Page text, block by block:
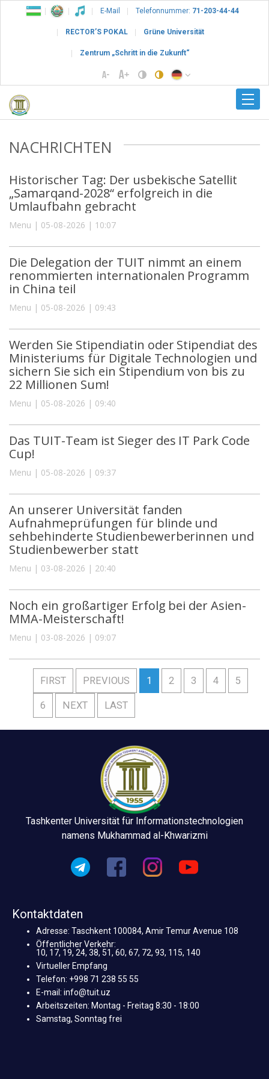
E-Mail Telefonnummer: 71-203-44-44
RECTOR’S POKAL Grüne Universität
Zentrum „Schritt in die Zukunft“
NACHRICHTEN
Historischer Tag: Der usbekische Satellit
„Samarqand-2028“ erfolgreich in die
Umlaufbahn gebracht
Menu | 05-08-2026 | 10:07
Die Delegation der TUIT nimmt an einem
renommierten internationalen Programm
in China teil
Menu | 05-08-2026 | 09:43
Werden Sie Stipendiatin oder Stipendiat des
Ministeriums für Digitale Technologien und
sichern Sie sich ein Stipendium von bis zu
22 Millionen Sum!
Menu | 05-08-2026 | 09:40
Das TUIT-Team ist Sieger des IT Park Code
Cup!
Menu | 05-08-2026 | 09:37
An unserer Universität fanden
Aufnahmeprüfungen für blinde und
sehbehinderte Studienbewerberinnen und
Studienbewerber statt
Menu | 03-08-2026 | 20:40
Noch ein großartiger Erfolg bei der Asien-
MMA-Meisterschaft!
Menu | 03-08-2026 | 09:07
FIRST PREVIOUS 1 2 3 4 5
6 NEXT LAST
Tashkenter Universität für Informationstechnologien
namens Mukhammad al-Khwarizmi
Kontaktdaten
Adresse: Taschkent 100084, Amir Temur Avenue 108
Öffentlicher Verkehr:
10, 17, 19, 24, 38, 51, 60, 67, 72, 93, 115, 140
Virtueller Empfang
Telefon: +998 71 238 55 55
E-mail: info@tuit.uz
Arbeitszeiten: Montag - Freitag 8:30 - 18:00
Samstag, Sonntag frei